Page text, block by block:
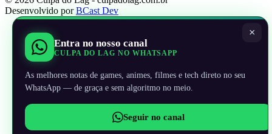
Desenvolvido porBCast Dev
×
Entra no nosso canal
CULPA DO LAG NO WHATSAPP
As melhores notas de games, animes, filmes e tech direto no seu
WhatsApp — de graça e sem algoritmo no meio.
Seguir no canal